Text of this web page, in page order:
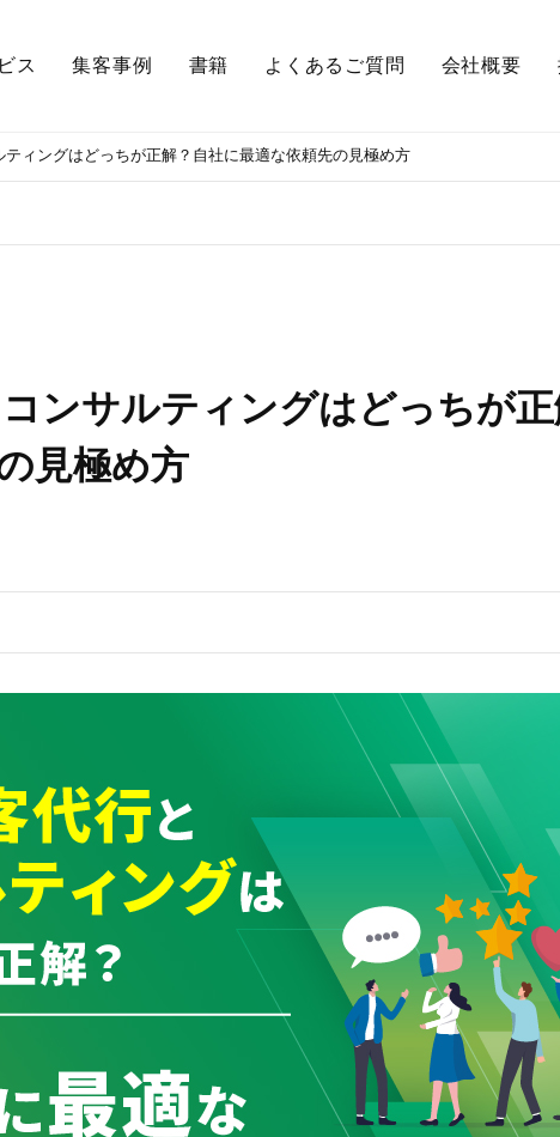
ス 集客事例 書籍 よくあるご質問 会社概要
ィングはどっちが正解？自社に最適な依頼先の見極め方
ンサルティングはどっちが
見極め方